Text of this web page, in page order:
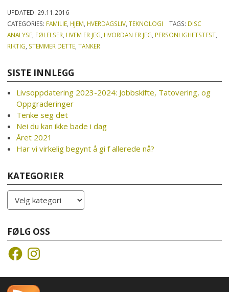
UPDATED: 29.11.2016
CATEGORIES: FAMILIE HJEM HVERDAGSLIV ,TEKNOLOGI TAGS: DISC
ANALYSE FØLELSER HVEM ER JEG HVORDAN ER JEG PERSONLIGHETSTEST
RIKTIG STEMMER DETTE ,TANKER
SISTE INNLEGG
Livsoppdatering 2023-2024: Jobbskifte, Tatovering, og
Oppgraderinger
Tenke seg det
Nei du kan ikke bade i dag
Året 2021
Har vi virkelig begynt å gi f allerede nå?
KATEGORIER
Kategorier
FØLG OSS
FacebookInstagram